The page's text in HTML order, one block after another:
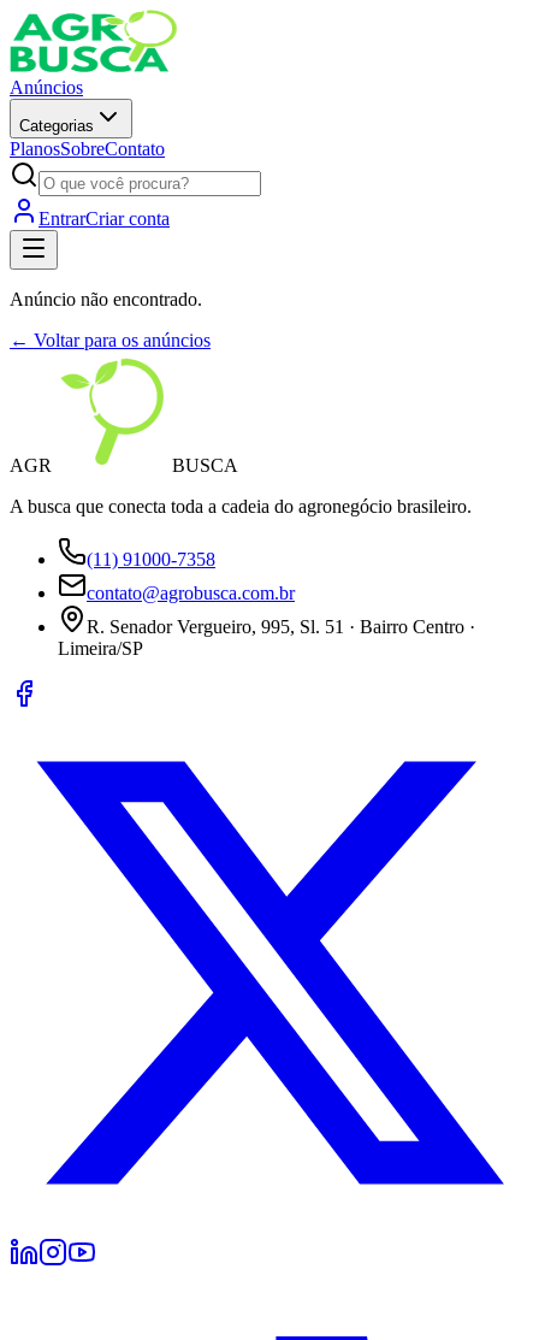
Anúncios
Categorias
PlanosSobreContato
EntrarCriar conta
Anúncio não encontrado.
← Voltar para os anúncios
AGR
BUSCA
A busca que conecta toda a cadeia do agronegócio brasileiro.
(11) 91000-7358
contato@agrobusca.com.br
R. Senador Vergueiro, 995, Sl. 51 · Bairro Centro ·
Limeira/SP